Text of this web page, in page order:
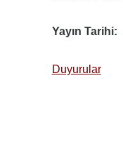
Yayın Tarihi
Duyurular